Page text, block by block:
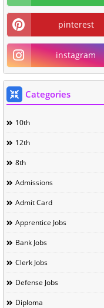
pinterest
instagram
Categories
10th
12th
8th
Admissions
Admit Card
Apprentice Jobs
Bank Jobs
Clerk Jobs
Defense Jobs
Diploma